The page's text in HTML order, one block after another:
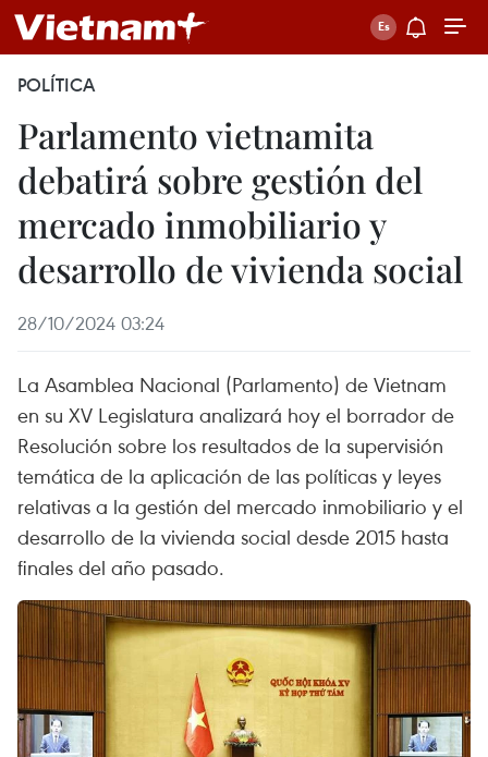
POLÍTICA
Parlamento vietnamita
debatirá sobre gestión del
mercado inmobiliario y
desarrollo de vivienda social
28/10/2024 03:24
La Asamblea Nacional (Parlamento) de Vietnam
en su XV Legislatura analizará hoy el borrador de
Resolución sobre los resultados de la supervisión
temática de la aplicación de las políticas y leyes
relativas a la gestión del mercado inmobiliario y el
desarrollo de la vivienda social desde 2015 hasta
finales del año pasado.